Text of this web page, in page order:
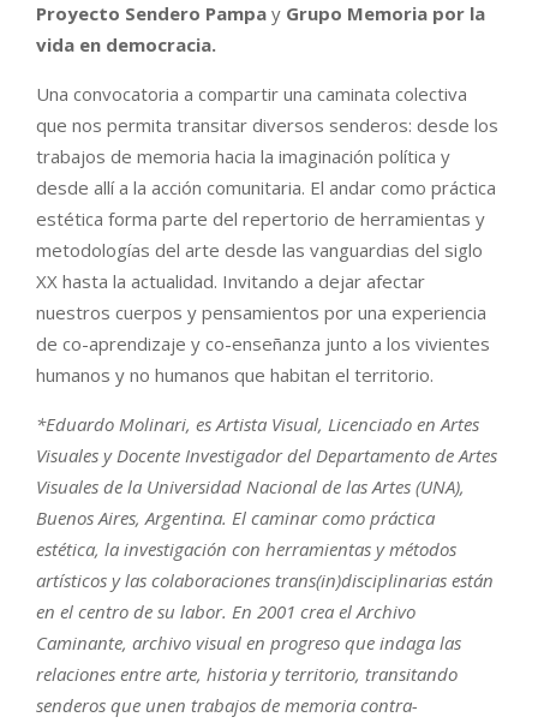
Proyecto Sendero Pampa y Grupo Memoria por la
vida en democracia.
Una convocatoria a compartir una caminata colectiva
que nos permita transitar diversos senderos: desde los
trabajos de memoria hacia la imaginación política y
desde allí a la acción comunitaria. El andar como práctica
estética forma parte del repertorio de herramientas y
metodologías del arte desde las vanguardias del siglo
XX hasta la actualidad. Invitando a dejar afectar
nuestros cuerpos y pensamientos por una experiencia
de co-aprendizaje y co-enseñanza junto a los vivientes
humanos y no humanos que habitan el territorio.
*Eduardo Molinari, es Artista Visual, Licenciado en Artes
Visuales y Docente Investigador del Departamento de Artes
Visuales de la Universidad Nacional de las Artes (UNA),
Buenos Aires, Argentina. El caminar como práctica
estética, la investigación con herramientas y métodos
artísticos y las colaboraciones trans(in)disciplinarias están
en el centro de su labor. En 2001 crea el Archivo
Caminante, archivo visual en progreso que indaga las
relaciones entre arte, historia y territorio, transitando
senderos que unen trabajos de memoria contra-